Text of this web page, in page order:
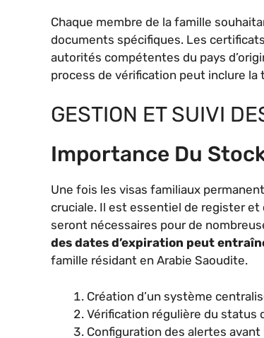
Chaque membre de la famille
documents spécifiques. Les
autorités compétentes du pays
process de vérification peut inclure
GESTION ET SUIVI
Importance Du
Une fois les visas familiaux
cruciale. Il est essentiel de register
seront nécessaires pour de
des dates d’expiration peut
famille résidant en Arabie Saoudite.
Création d’un système
Vérification régulière du status
Configuration des alertes avant